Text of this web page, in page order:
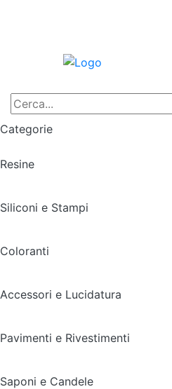
Categorie
Resine
Siliconi e Stampi
Coloranti
Accessori e Lucidatura
Pavimenti e Rivestimenti
Saponi e Candele